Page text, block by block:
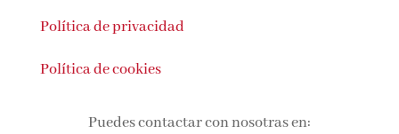
Política de privacidad
Política de cookies
Puedes contactar con nosotras en: